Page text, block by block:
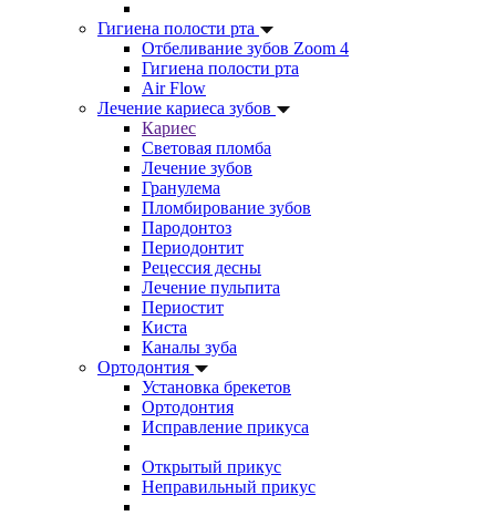
Гигиена полости рта
Отбеливание зубов Zoom 4
Гигиена полости рта
Air Flow
Лечение кариеса зубов
Кариес
Световая пломба
Лечение зубов
Гранулема
Пломбирование зубов
Пародонтоз
Периодонтит
Рецессия десны
Лечение пульпита
Периостит
Киста
Каналы зуба
Ортодонтия
Установка брекетов
Ортодонтия
Исправление прикуса
Открытый прикус
Неправильный прикус